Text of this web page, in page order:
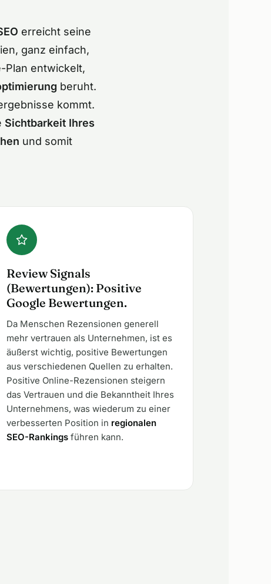
erreicht seine
ganz einfach,
Plan entwickelt,
beruht.
kommt.
Sichtbarkeit Ihres
und somit
Review Signals
(Bewertungen): Positive
Google Bewertungen.
Da Menschen Rezensionen generell
mehr vertrauen als Unternehmen, ist es
äußerst wichtig, positive Bewertungen
aus verschiedenen Quellen zu erhalten.
Positive Online-Rezensionen steigern
das Vertrauen und die Bekanntheit Ihres
Unternehmens, was wiederum zu einer
verbesserten Position in regionalen
SEO-Rankings führen kann.